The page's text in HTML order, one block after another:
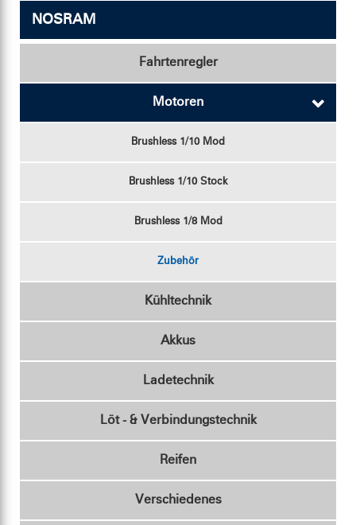
NOSRAM
Fahrtenregler
Motoren
Brushless 1/10 Mod
Brushless 1/10 Stock
Brushless 1/8 Mod
Zubehör
Kühltechnik
Akkus
Ladetechnik
Löt - & Verbindungstechnik
Reifen
Verschiedenes